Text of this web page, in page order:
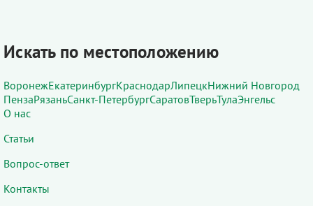
Искать по местоположению
ВоронежЕкатеринбургКраснодарЛипецкНижний Новгород
ПензаРязаньСанкт-ПетербургСаратовТверьТулаЭнгельс
О нас
Статьи
Вопрос-ответ
Контакты